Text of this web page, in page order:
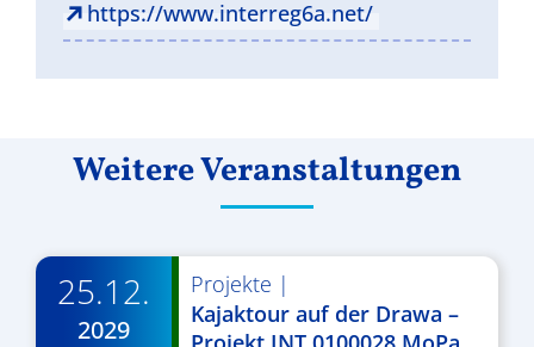
https://www.interreg6a.net/
Weitere Veranstaltungen
25.12.
2029
Projekte |
Kajaktour auf der Drawa –